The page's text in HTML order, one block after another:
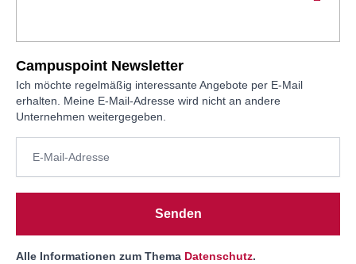
Campuspoint Newsletter
Ich möchte regelmäßig interessante Angebote per E-Mail
erhalten. Meine E-Mail-Adresse wird nicht an andere
Unternehmen weitergegeben.
Senden
Alle Informationen zum Thema Datenschutz.